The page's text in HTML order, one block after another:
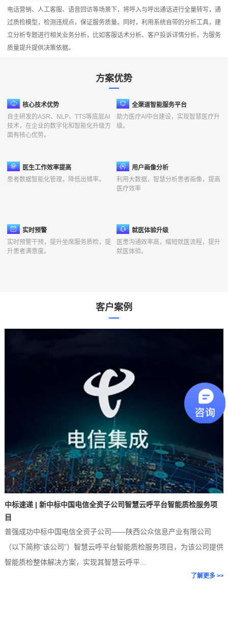
电话营销、人工客服、语音回访等场景下，将呼入与呼出通话进行全量转写，通
过质检模型，检测违规点，保证服务质量。同时，利用系统自带的分析工具，建
立分析专题进行相关业务分析，比如客服话术分析、客户投诉详情分析，为服务
质量提升提供决策依据。
方案优势
业
痛
核心技术优势
自主研发的ASR、NLP、TTS等底层AI
技术，在企业的数字化和智能化升级方
面有核心优势。
​全渠道智能服务平台
助力医疗AI中台建设，实现智慧医疗升
级。
医生工作效率提高
患者数据智能化管理，降低出错率。
用户画像分析
利用大数据，智慧分析患者画像，提高
医疗效率
实时预警
实时预警干预，提升坐席服务质检，提
升患者满意度。
就医体验升级
医患沟通效率高，缩短就医流程，提升
就医体验。
客户案例
点
中标速递 | 新中标中国电信全资子公司智慧云呼平台智能质检服务项
目
普强成功中标中国电信全资子公司——陕西公众信息产业有限公司
（以下简称“该公司”）智慧云呼平台智能质检服务项目，为该公司提供
智能质检整体解决方案，实现其智慧云呼平...
了解更多 >>